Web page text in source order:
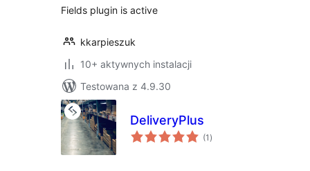
Fields plugin is active
kkarpieszuk
10+ aktywnych instalacji
Testowana z 4.9.30
DeliveryPlus
(1 wszystkich
ocen
)